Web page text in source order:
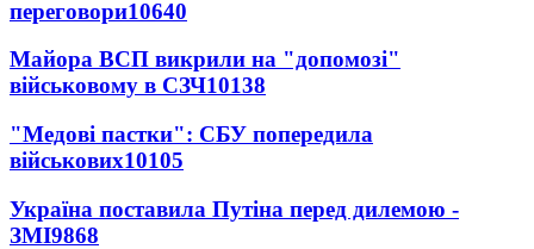
переговори10640
Майора ВСП викрили на "допомозі"
військовому в СЗЧ10138
"Медові пастки": СБУ попередила
військових10105
Україна поставила Путіна перед дилемою -
ЗМІ9868